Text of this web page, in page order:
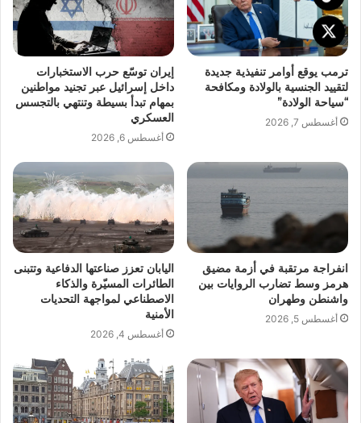
ترمب يوقع أوامر تنفيذية جديدة
لتقييد الجنسية بالولادة ومكافحة
“سياحة الولادة”
أغسطس 7, 2026
إيران توسّع حرب الاستخبارات
داخل إسرائيل عبر تجنيد مواطنين
بمهام تبدأ بسيطة وتنتهي بالتجسس
العسكري
أغسطس 6, 2026
انفراجة مرتقبة في أزمة مضيق
هرمز وسط تضارب الروايات بين
واشنطن وطهران
أغسطس 5, 2026
اليابان تعزز صناعتها الدفاعية وتتبنى
الطائرات المسيّرة والذكاء
الاصطناعي لمواجهة التحديات
الأمنية
أغسطس 4, 2026